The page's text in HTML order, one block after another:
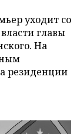
уходит со
главы
На
резиденции